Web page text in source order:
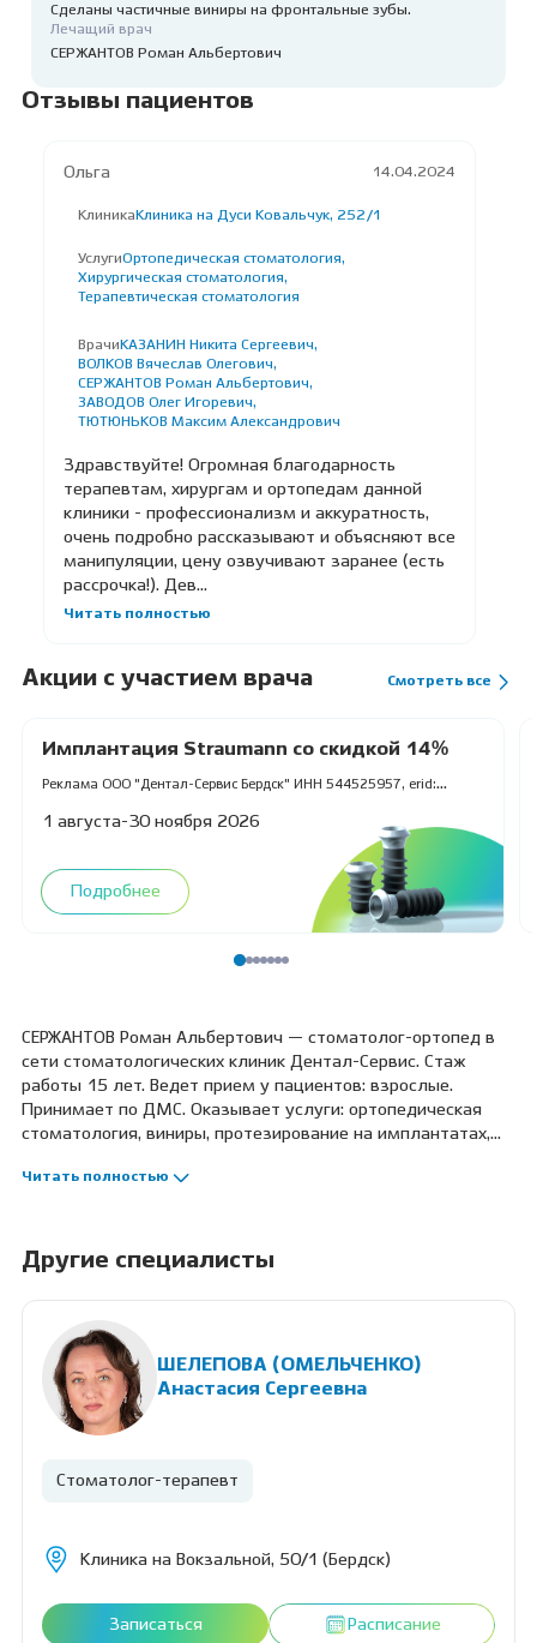
Сделаны частичные виниры на фронтальные зубы.
Лечащий врач
СЕРЖАНТОВ Роман Альбертович
Отзывы пациентов
Ольга 14.04.2024
Клиника Клиника на Дуси Ковальчук, 252/1
УслугиОртопедическая стоматология,
Хирургическая стоматология,
Терапевтическая стоматология
Врачи КАЗАНИН Никита Сергеевич,
ВОЛКОВ Вячеслав Олегович,
СЕРЖАНТОВ Роман Альбертович,
ЗАВОДОВ Олег Игоревич,
ТЮТЮНЬКОВ Максим Александрович
Здравствуйте! Огромная благодарность
терапевтам, хирургам и ортопедам данной
клиники - профессионализм и аккуратность,
очень подробно рассказывают и объясняют все
манипуляции, цену озвучивают заранее (есть
рассрочка!). Дев...
Читать полностью
Акции с участием врача Смотреть все
Имплантация Straumann со скидкой 14%
Реклама ООО "Дентал-Сервис Бердск" ИНН 544525957, erid:
1 августа-30 ноября 2026
Подробнее
СЕРЖАНТОВ Роман Альбертович — стоматолог-ортопед в
сети стоматологических клиник Дентал-Сервис. Стаж
работы 15 лет. Ведет прием у пациентов: взрослые.
Принимает по ДМС. Оказывает услуги: ортопедическая
стоматология, виниры, протезирование на имплантатах,
вкладка на зуб. Профессиональные навыки: анализ
видом протезирования.
Читать полностью
Другие специалисты
ШЕЛЕПОВА (ОМЕЛЬЧЕНКО)
Анастасия Сергеевна
Стоматолог-терапевт
Клиника на Вокзальной, 50/1 (Бердск)
Записаться Расписание